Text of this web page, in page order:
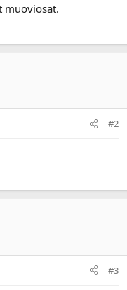
muoviosat.
#2
#3